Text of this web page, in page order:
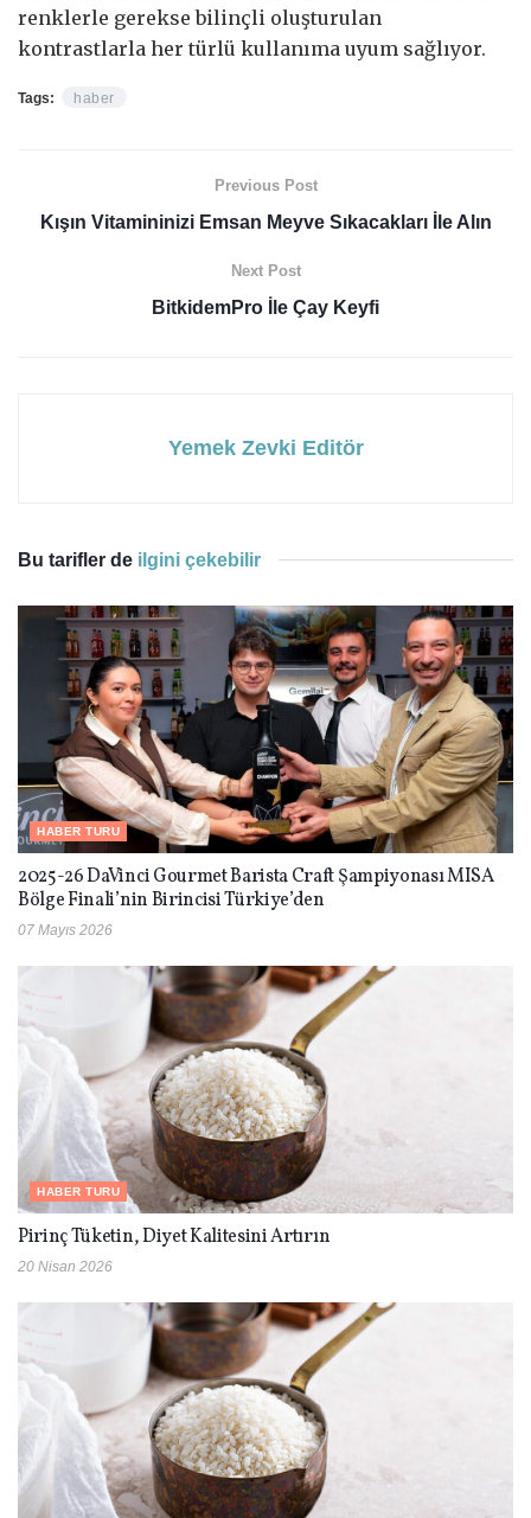
renklerle gerekse bilinçli oluşturulan
kontrastlarla her türlü kullanıma uyum sağlıyor.
Tags: haber
Previous Post
Kışın Vitamininizi Emsan Meyve Sıkacakları İle Alın
Next Post
BitkidemPro İle Çay Keyfi
Yemek Zevki Editör
Bu tarifler de ilgini çekebilir
HABER TURU
2025-26 DaVinci Gourmet Barista Craft Şampiyonası MISA
Bölge Finali’nin Birincisi Türkiye’den
07 Mayıs 2026
HABER TURU
Pirinç Tüketin, Diyet Kalitesini Artırın
20 Nisan 2026